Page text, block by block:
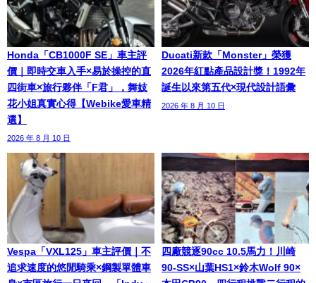
Honda「CB1000F SE」車主評
價｜即時交車入手×易於操控的直
四街車×旅行夥伴「F君」，舞妓
花小姐真實心得【Webike愛車精
選】
2026 年 8 月 10 日
Ducati新款「Monster」榮獲
2026年紅點產品設計獎！1992年
誕生以來第五代×現代設計語彙
2026 年 8 月 10 日
Vespa「VXL125」車主評價｜不
追求速度的悠閒騎乘×鋼製單體車
四廠競逐90cc 10.5馬力！川崎
90-SS×山葉HS1×鈴木Wolf 90×